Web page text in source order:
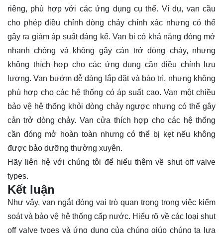
riêng, phù hợp với các ứng dụng cụ thể. Ví dụ, van cầu
cho phép điều chỉnh dòng chảy chính xác nhưng có thể
gây ra giảm áp suất đáng kể. Van bi có khả năng đóng mở
nhanh chóng và không gây cản trở dòng chảy, nhưng
không thích hợp cho các ứng dụng cần điều chỉnh lưu
lượng. Van bướm dễ dàng lắp đặt và bảo trì, nhưng không
phù hợp cho các hệ thống có áp suất cao. Van một chiều
bảo vệ hệ thống khỏi dòng chảy ngược nhưng có thể gây
cản trở dòng chảy. Van cửa thích hợp cho các hệ thống
cần đóng mở hoàn toàn nhưng có thể bị kẹt nếu không
được bảo dưỡng thường xuyên.
Hãy
liên hệvới chúng tôi để hiểu thêm về shut off valve
types.
Kết luận
Như vậy, van ngắt đóng vai trò quan trọng trong việc kiểm
soát và bảo vệ hệ thống cấp nước. Hiểu rõ về các loại shut
off valve types và ứng dụng của chúng giúp chúng ta lựa